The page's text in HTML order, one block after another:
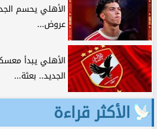
الأهلي يحسم
عروض...
الأهلي يبدأ
الجديد.. بعثة...
الأكثر قراءة